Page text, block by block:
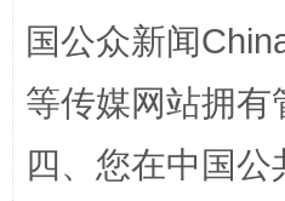
“蜀中异人”王建安的艺
国公众新闻
等传媒网站拥
四、您在中国